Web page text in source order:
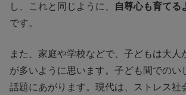
し、これと同じように、
自尊心も育てる
です。
また、家庭や学校などで、子どもは大人
が多いように思います。子ども間でのい
話題にあがります。現代は、ストレス社